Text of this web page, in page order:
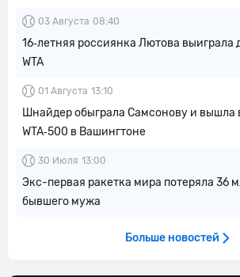
03 Августа 08:40
16‑летняя россиянка Лютова выиграла
WTA
01 Августа 13:10
Шнайдер обыграла Самсонову и вышла
WTA‑500 в Вашингтоне
30 Июля 13:00
Экс-первая ракетка мира потеряла 36
бывшего мужа
Больше новостей